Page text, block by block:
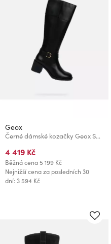
Geox
Černé dámské kozačky Geox Serilda 60
4 419 Kč
Běžná cena5 199 Kč
Nejnižší cena za posledních 30
dní: 3 594 Kč